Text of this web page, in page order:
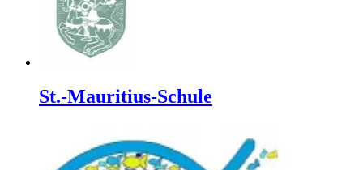
St.-Mauritius-Schule